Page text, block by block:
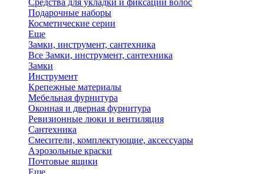
Средства для укладки и фиксации волос
Подарочные наборы
Косметические серии
Еще
Замки, инструмент, сантехника
Все Замки, инструмент, сантехника
Замки
Инструмент
Крепежные материалы
Мебельная фурнитура
Оконная и дверная фурнитура
Ревизионные люки и вентиляция
Сантехника
Смесители, комплектующие, аксессуары
Аэрозольные краски
Почтовые ящики
Еще